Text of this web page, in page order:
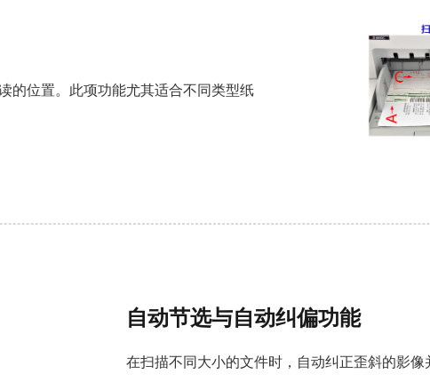
的位置。此项功能尤其适合不同类型纸
自动节选与自动纠偏功能
在扫描不同大小的文件时，自动纠正歪斜的影像